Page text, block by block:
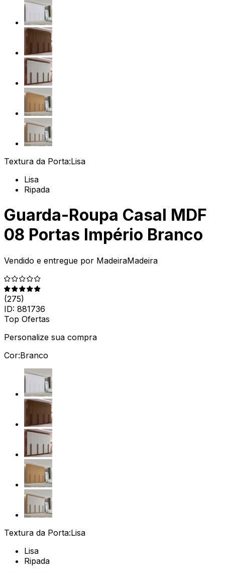
Textura da Porta:Lisa
Lisa
Ripada
Guarda-Roupa Casal MDF
08 Portas Império Branco
Vendido e entregue por MadeiraMadeira
(275)
ID: 881736
Top Ofertas
Personalize sua compra
Cor:Branco
Textura da Porta:Lisa
Lisa
Ripada